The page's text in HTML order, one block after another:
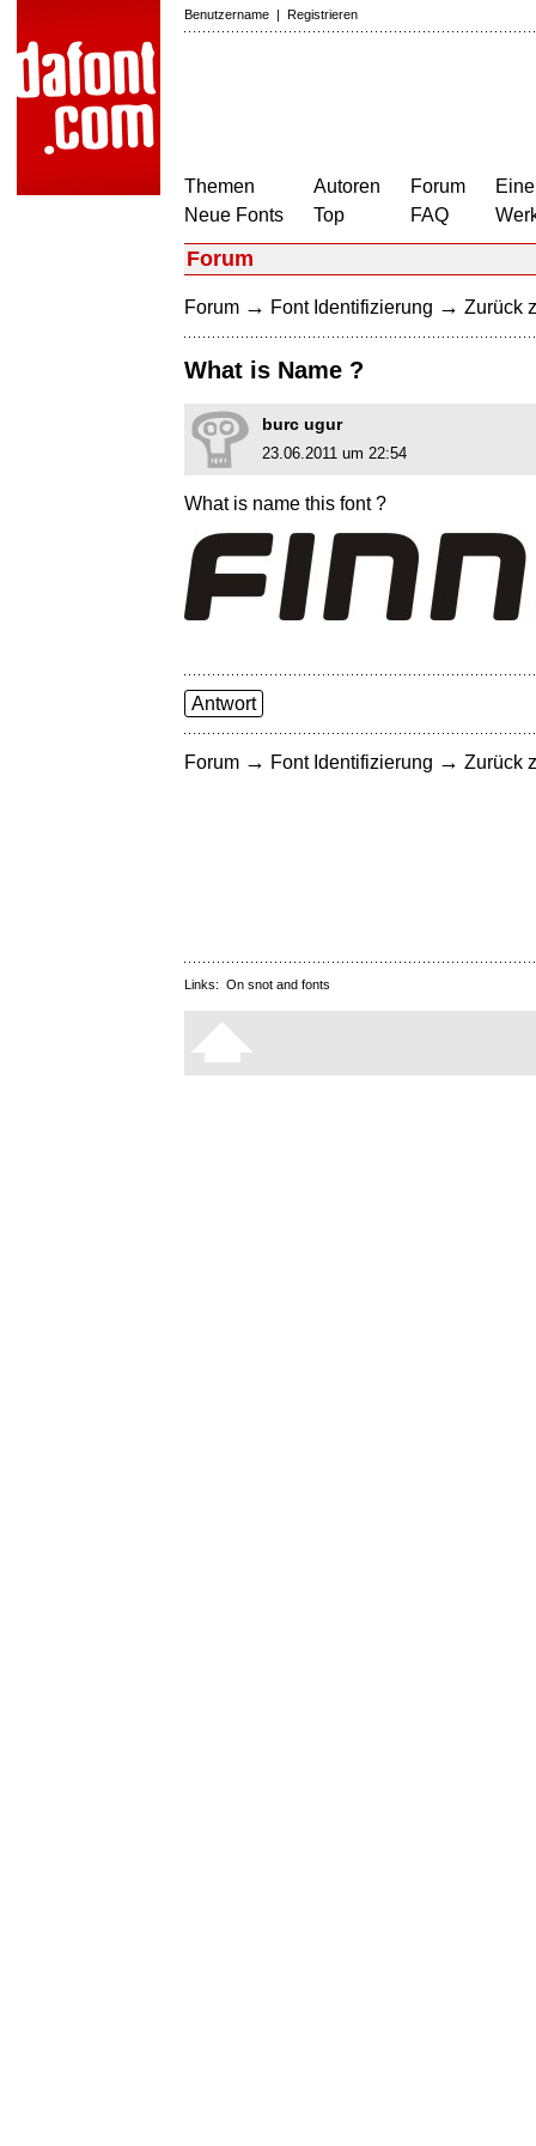
Benutzername | Registrieren
Themen
Neue Fonts
Autoren
Top
Forum
FAQ
Forum
Forum → Font Identifizierung → Zurück
What is Name ?
burc ugur
23.06.2011 um 22:54
What is name this font ?
Antwort
Forum → Font Identifizierung → Zurück
Links: On snot and fonts